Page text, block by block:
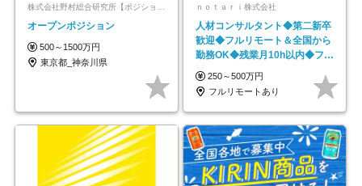
オープンポジション
500～1500万円
東京都_神奈川県
ｎｏｔａｒｉ株式会社
人材コンサルタント◆第二新卒
歓迎◆フルリモート＆全国から
勤務OK◆残業月10h以内◆フレ
ックス制
250～500万円
フルリモートあり